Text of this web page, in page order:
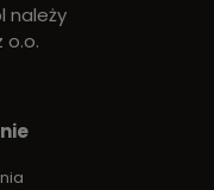
należy
o.o.